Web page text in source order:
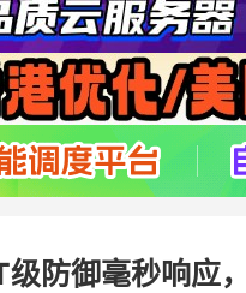
防御毫秒响应